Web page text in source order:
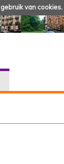
van cookies.